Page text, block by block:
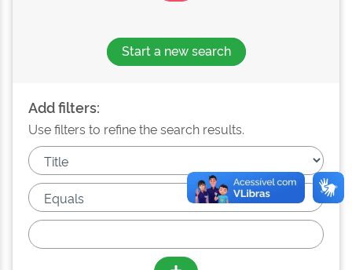
Start a new search
Add filters:
Use filters to refine the search results.